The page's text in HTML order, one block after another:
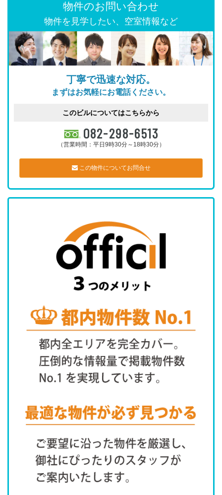
物件のお問い合わせ
物件を見学したい、空室情報など
丁寧で迅速な対応。
まずはお気軽にお電話ください。
このビルについてはこちらから
082-298-6513
（営業時間：平日9時30分～18時30分）
この物件についてお問合せ